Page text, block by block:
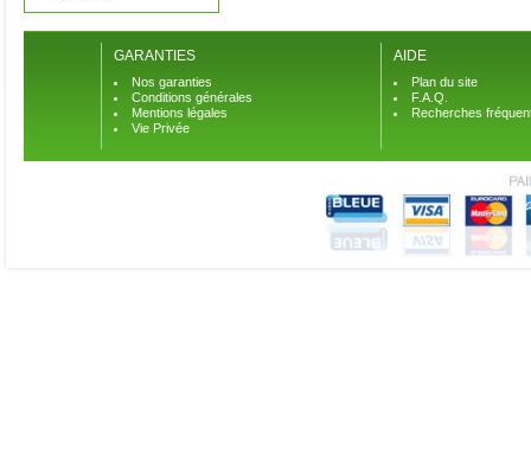
GARANTIES
Nos garanties
Conditions générales
Mentions légales
Vie Privée
AIDE
Plan du site
F.A.Q.
Recherches